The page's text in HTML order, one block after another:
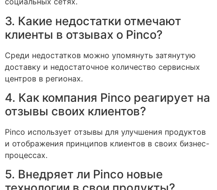
3. Какие недостатки отмечают
клиенты в отзывах о Pinco?
Среди недостатков можно упомянуть затянутую
доставку и недостаточное количество сервисных
центров в регионах.
4. Как компания Pinco реагирует на
отзывы своих клиентов?
Pinco использует отзывы для улучшения продуктов
и отображения принципов клиентов в своих бизнес-
процессах.
5. Внедряет ли Pinco новые